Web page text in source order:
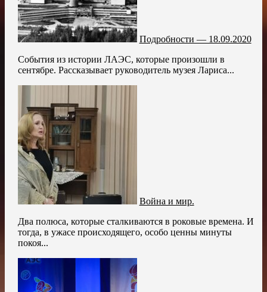
Подробности — 18.09.2020
События из истории ЛАЭС, которые произошли в
сентябре. Рассказывает руководитель музея Лариса...
Война и мир.
Два полюса, которые сталкиваются в роковые времена. И
тогда, в ужасе происходящего, особо ценны минуты
покоя...